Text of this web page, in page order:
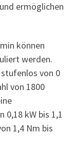
ermöglichen
können
werden.
von 0
von 1800
0,18 kW bis 1,1
1,4 Nm bis